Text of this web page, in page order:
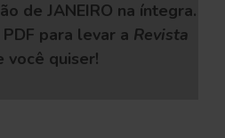
de JANEIRO na íntegra.
para levar a Revista
você quiser!